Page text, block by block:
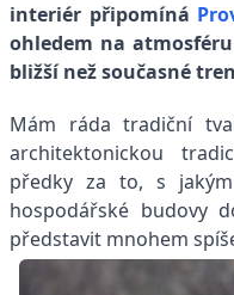
interiér připomíná
ohledem na
bližší než současné
Mám ráda tradiční
architektonickou
předky za to, s
hospodářské budovy
představit mnohem